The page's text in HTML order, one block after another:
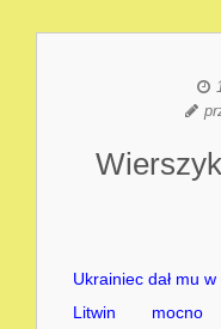
Ukrainiec dał mu w
Litwin mocno